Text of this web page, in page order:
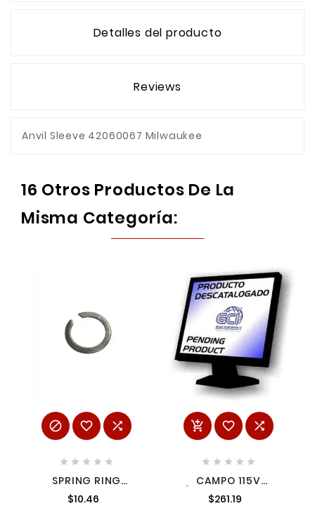
Detalles del producto
Reviews
Anvil Sleeve 42060067 Milwaukee
16 Otros Productos De La
Misma Categoría:
  
    
SPRING RING
44900014 MILWAUKEE
$10.46
  
    
CAMPO 115V
P/HP2050 6335255
6335255
$261.19